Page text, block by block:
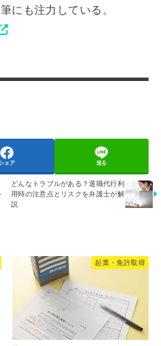
にも注力している。
シェア 送る
どんなトラブルがある？退職代行利
用時の注意点とリスクを弁護士が解
説
起業・免許取得